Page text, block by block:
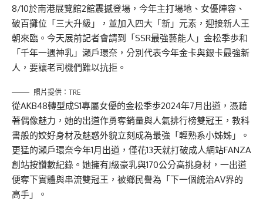
8/10於南港展覽館2館震撼登場，今年主打場地、女優陣容、
破百攤位「三大升級」，並加入四大「新」元素，迎接新人王
朝來臨。今天展前記者會請到「SSR最強藝能人」金松季歩和
「千年一遇神乳」瀨戶環奈，分別代表今年金卡與銀卡最強新
人，要讓老司機們難以抗拒。
照片提供：TRE
從AKB48轉型成S1專屬女優的金松季歩2024年7月出道，憑藉
著偶像魅力，她的出道作勇奪銷量與人氣排行榜雙冠王，教科
書般的姣好身材及魅惑外貌立刻成為最強「輕熟系小姊姊」。
更猛的瀨戶環奈今年1月出道，僅花13天就打破成人網站FANZA
創站按讚數紀錄。她擁有J級豪乳與170公分高挑身材，一出道
便奪下實體與串流雙冠王，被鄉民譽為「下一個統治AV界的
高手」。